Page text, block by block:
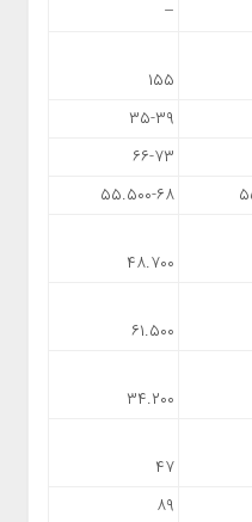
–
۱۵۵
۳۵-۳۹
۶۶-۷۳
۵۵.۵۰۰-۶۸
۴۸.۷۰۰
۶۱.۵۰۰
۳۴.۲۰۰
۴۷
۸۹